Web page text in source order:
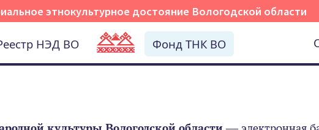
этнокультурное достояние Вологодской области
НЭД ВО Фонд ТНК ВО